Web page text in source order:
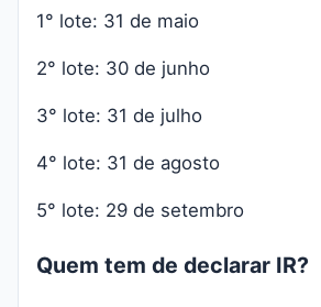
1° lote: 31 de maio
2° lote: 30 de junho
3° lote: 31 de julho
4° lote: 31 de agosto
5° lote: 29 de setembro
Quem tem de declarar IR?